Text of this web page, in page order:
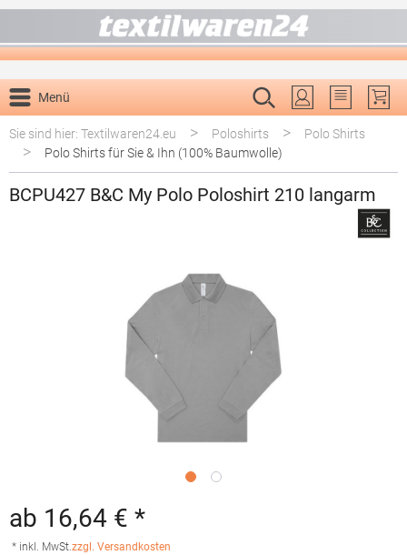
Menü
Du hast 0
Sie sind hier: Textilwaren24.eu
> Poloshirts > Polo Shirts
> Polo Shirts für Sie & Ihn (100% Baumwolle)
BCPU427 B&C My Polo Poloshirt 210 langarm
ab 16,64 € *
* inkl. MwSt.zzgl. Versandkosten